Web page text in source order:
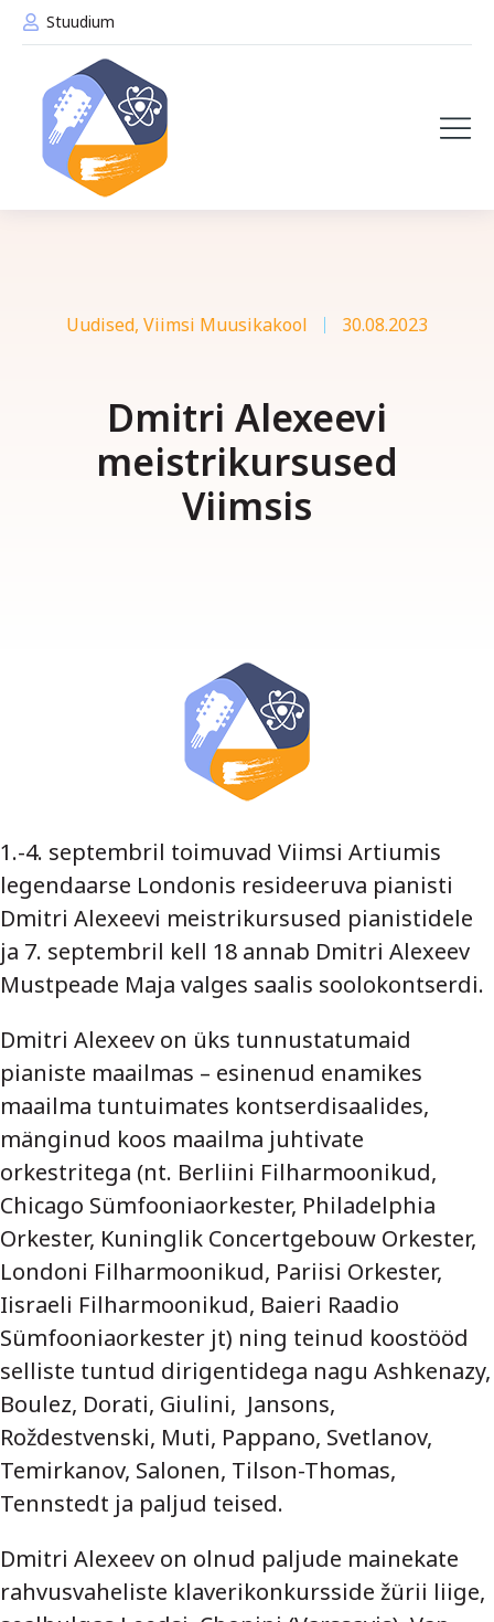
Stuudium
Uudised, Viimsi Muusikakool 30.08.2023
Dmitri Alexeevi
meistrikursused
Viimsis
1.-4. septembril toimuvad Viimsi Artiumis
legendaarse Londonis resideeruva pianisti
Dmitri Alexeevi meistrikursused pianistidele
ja 7. septembril kell 18 annab Dmitri Alexeev
Mustpeade Maja valges saalis soolokontserdi.
Dmitri Alexeev on üks tunnustatumaid
pianiste maailmas – esinenud enamikes
maailma tuntuimates kontserdisaalides,
mänginud koos maailma juhtivate
orkestritega (nt. Berliini Filharmoonikud,
Chicago Sümfooniaorkester, Philadelphia
Orkester, Kuninglik Concertgebouw Orkester,
Londoni Filharmoonikud, Pariisi Orkester,
Iisraeli Filharmoonikud, Baieri Raadio
Sümfooniaorkester jt) ning teinud koostööd
selliste tuntud dirigentidega nagu Ashkenazy,
Boulez, Dorati, Giulini, Jansons,
Roždestvenski, Muti, Pappano, Svetlanov,
Temirkanov, Salonen, Tilson-Thomas,
Tennstedt ja paljud teised.
Dmitri Alexeev on olnud paljude mainekate
rahvusvaheliste klaverikonkursside žürii liige,